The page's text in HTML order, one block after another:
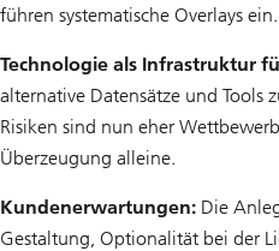
führen systematische Overlays ein.
Technologie als Infrastruktur
alternative Datensätze und Tools
Risiken sind nun eher
Überzeugung alleine.
Kundenerwartungen: Die
Gestaltung, Optionalität bei der